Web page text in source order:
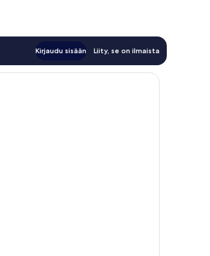
Kirjaudu sisään Liity, se on ilmaista